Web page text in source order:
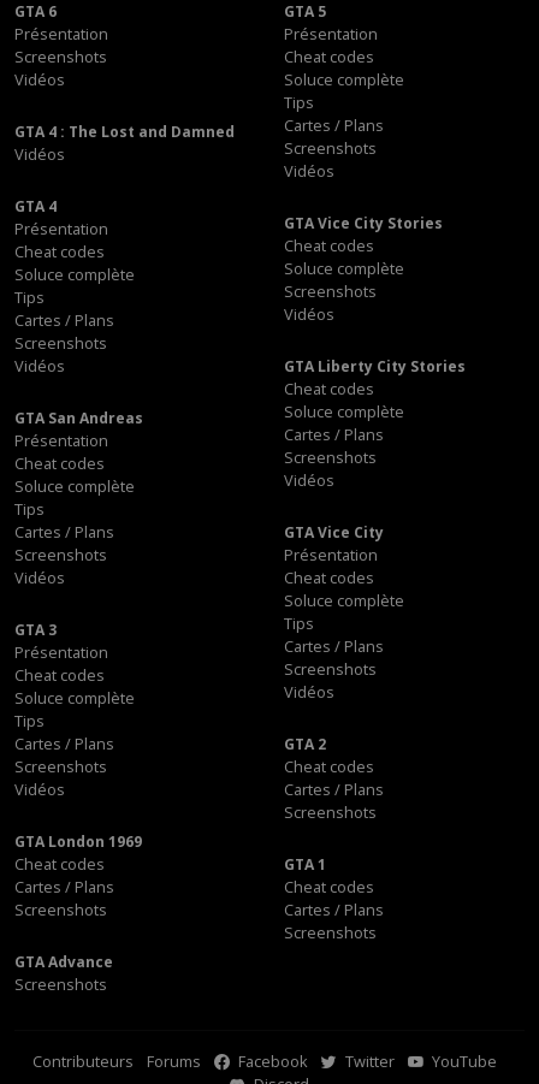
GTA 6
Présentation
Screenshots
Vidéos
GTA 5
Présentation
Cheat codes
Soluce complète
Tips
Cartes / Plans
Screenshots
Vidéos
GTA 4 : The Lost and Damned
Vidéos
GTA 4
Présentation
Cheat codes
Soluce complète
Tips
Cartes / Plans
Screenshots
Vidéos
GTA Vice City Stories
Cheat codes
Soluce complète
Screenshots
Vidéos
GTA Liberty City Stories
Cheat codes
Soluce complète
Cartes / Plans
Screenshots
Vidéos
GTA San Andreas
Présentation
Cheat codes
Soluce complète
Tips
Cartes / Plans
Screenshots
Vidéos
GTA Vice City
Présentation
Cheat codes
Soluce complète
Tips
Cartes / Plans
Screenshots
Vidéos
GTA 3
Présentation
Cheat codes
Soluce complète
Tips
Cartes / Plans
Screenshots
Vidéos
GTA 2
Cheat codes
Cartes / Plans
Screenshots
GTA London 1969
Cheat codes
Cartes / Plans
Screenshots
GTA 1
Cheat codes
Cartes / Plans
Screenshots
GTA Advance
Screenshots
Contributeurs Forums Facebook Twitter
YouTube